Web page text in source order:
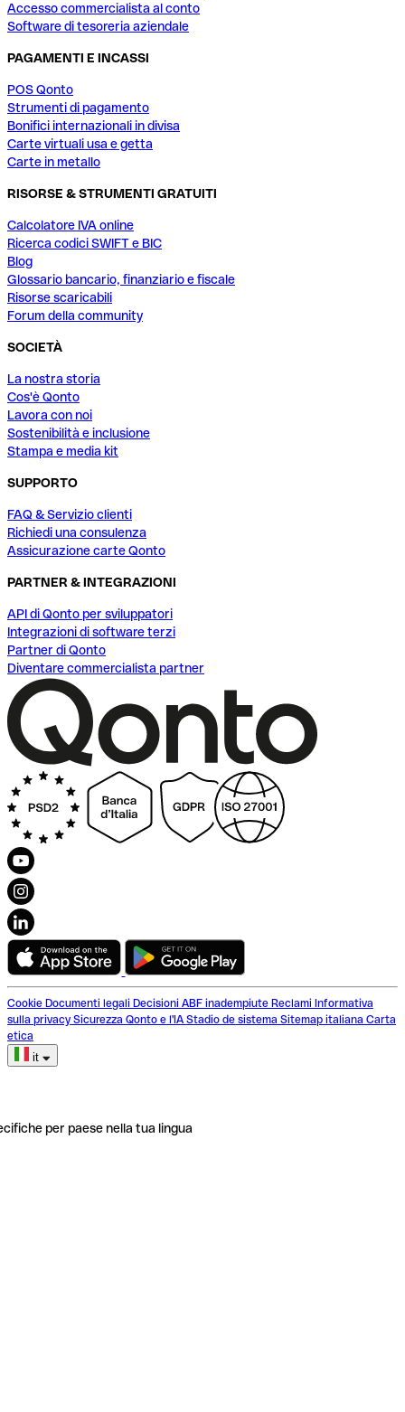
Accesso commercialista al conto
Software di tesoreria aziendale
PAGAMENTI E INCASSI
POS Qonto
Strumenti di pagamento
Bonifici internazionali in divisa
Carte virtuali usa e getta
Carte in metallo
RISORSE & STRUMENTI GRATUITI
Calcolatore IVA online
Ricerca codici SWIFT e BIC
Blog
Glossario bancario, finanziario e fiscale
Risorse scaricabili
Forum della community
SOCIETÀ
La nostra storia
Cos'è Qonto
Lavora con noi
Sostenibilità e inclusione
Stampa e media kit
SUPPORTO
FAQ & Servizio clienti
Richiedi una consulenza
Assicurazione carte Qonto
PARTNER & INTEGRAZIONI
API di Qonto per sviluppatori
Integrazioni di software terzi
Partner di Qonto
Diventare commercialista partner
Cookie Documenti legali Decisioni ABF inadempiute Reclami Informativa
sulla privacy Sicurezza Qonto e l'IA Stadio de sistema Sitemap italiana Carta
etica
it
per paese nella tua lingua